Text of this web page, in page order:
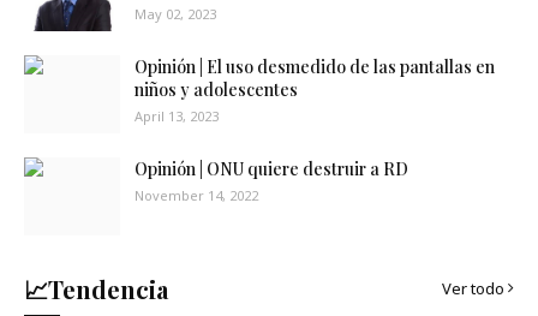
May 02, 2023
Opinión | El uso desmedido de las pantallas en
niños y adolescentes
April 13, 2023
Opinión | ONU quiere destruir a RD
November 14, 2022
📈Tendencia Ver todo